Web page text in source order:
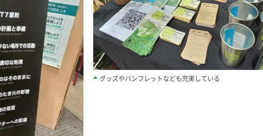
グッズやパンフレットなども充実している